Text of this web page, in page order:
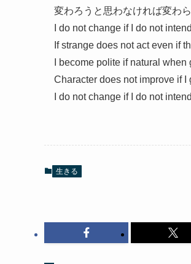
変わろうと思わなければ変わ
I do not change if I do not
If strange does not act even if
I become polite if natural
Character does not improve if I
I do not change if I do not
生きる